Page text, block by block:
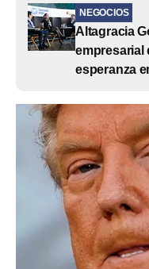
NEGOCIOS
Altagracia
empresarial
esperanza